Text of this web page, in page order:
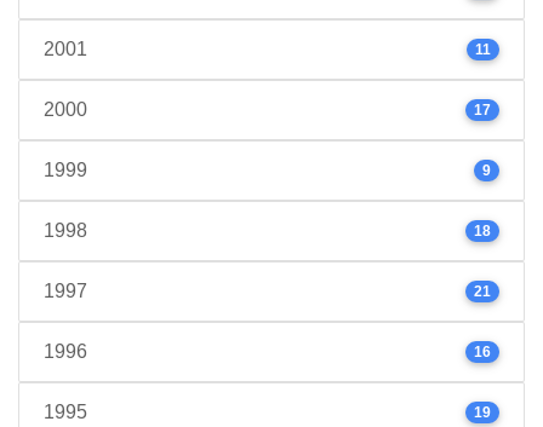
2001 11
2000 17
1999 9
1998 18
1997 21
1996 16
1995 19